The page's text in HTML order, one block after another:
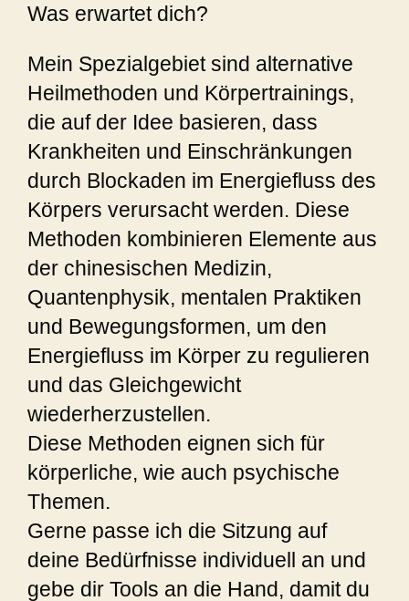
Was erwartet dich?
Mein Spezialgebiet sind alternative
Heilmethoden und Körpertrainings,
die auf der Idee basieren, dass
Krankheiten und Einschränkungen
durch Blockaden im Energiefluss des
Körpers verursacht werden. Diese
Methoden kombinieren Elemente aus
der chinesischen Medizin,
Quantenphysik, mentalen Praktiken
und Bewegungsformen, um den
Energiefluss im Körper zu regulieren
und das Gleichgewicht
wiederherzustellen.
Diese Methoden eignen sich für
körperliche, wie auch psychische
Themen.
Gerne passe ich die Sitzung auf
deine Bedürfnisse individuell an und
gebe dir Tools an die Hand, damit du